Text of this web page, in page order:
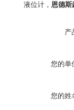
液位计， 恩德
产
您的单
您的姓